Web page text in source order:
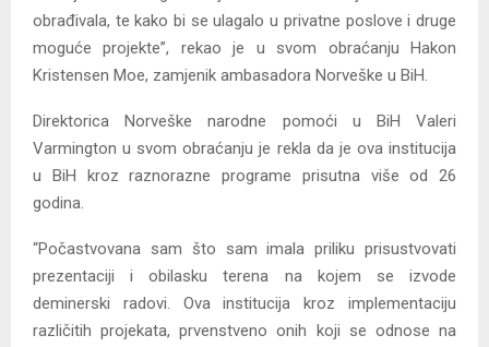
obrađivala, te kako bi se ulagalo u privatne poslove i druge
moguće projekte”, rekao je u svom obraćanju Hakon
Kristensen Moe, zamjenik ambasadora Norveške u BiH.
Direktorica Norveške narodne pomoći u BiH Valeri
Varmington u svom obraćanju je rekla da je ova institucija
u BiH kroz raznorazne programe prisutna više od 26
godina.
“Počastvovana sam što sam imala priliku prisustvovati
prezentaciji i obilasku terena na kojem se izvode
deminerski radovi. Ova institucija kroz implementaciju
različitih projekata, prvenstveno onih koji se odnose na